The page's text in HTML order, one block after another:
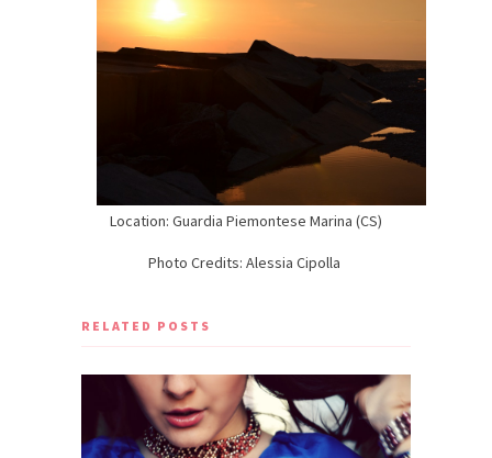
Location: Guardia Piemontese Marina (CS)
Photo Credits: Alessia Cipolla
RELATED POSTS